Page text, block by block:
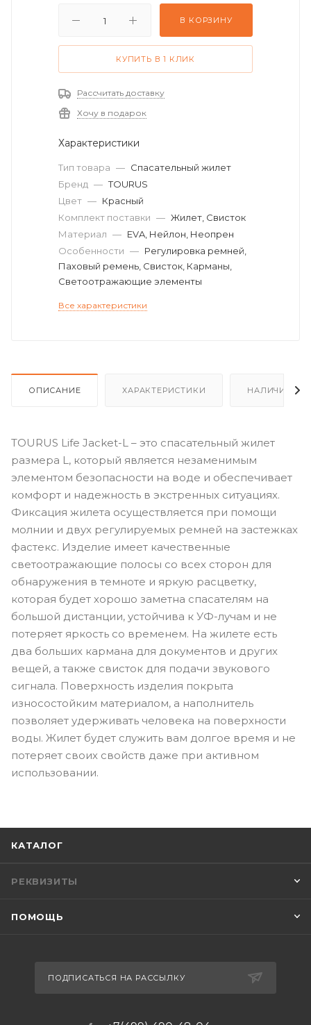
В КОРЗИНУ
КУПИТЬ В 1 КЛИК
Рассчитать доставку
Хочу в подарок
Характеристики
Тип товара — Спасательный жилет
Бренд — TOURUS
Цвет — Красный
Комплект поставки — Жилет, Свисток
Материал — EVA, Нейлон, Неопрен
Особенности — Регулировка ремней,
Паховый ремень, Свисток, Карманы,
Светоотражающие элементы
Все характеристики
ОПИСАНИЕ ХАРАКТЕРИСТИКИ НАЛИЧИЕ
TOURUS Life Jacket-L – это спасательный жилет
размера L, который является незаменимым
элементом безопасности на воде и обеспечивает
комфорт и надежность в экстренных ситуациях.
Фиксация жилета осуществляется при помощи
молнии и двух регулируемых ремней на застежках
фастекс. Изделие имеет качественные
светоотражающие полосы со всех сторон для
обнаружения в темноте и яркую расцветку,
которая будет хорошо заметна спасателям на
большой дистанции, устойчива к УФ-лучам и не
потеряет яркость со временем. На жилете есть
два больших кармана для документов и других
вещей, а также свисток для подачи звукового
сигнала. Поверхность изделия покрыта
износостойким материалом, а наполнитель
позволяет удерживать человека на поверхности
воды. Жилет будет служить вам долгое время и не
потеряет своих свойств даже при активном
использовании.
КАТАЛОГ
РЕКВИЗИТЫ
ПОМОЩЬ
ПОДПИСАТЬСЯ НА РАССЫЛКУ